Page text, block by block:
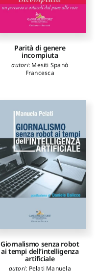
Parità di genere
incompiuta
autori: Mesiti Spanò
Francesca
Giornalismo senza robot
ai tempi dell’intelligenza
artificiale
autori: Pelati Manuela